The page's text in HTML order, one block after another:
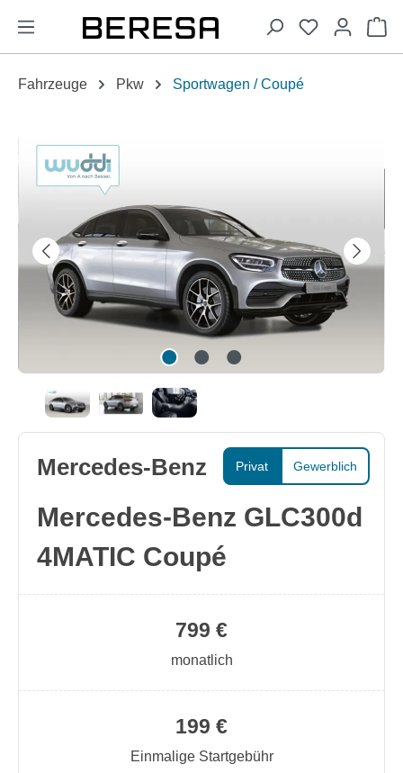
springen
Fahrzeuge Pkw Sportwagen / Coupé
Bildergalerie überspringen
Privat Gewerblich
Mercedes-Benz
Mercedes-Benz GLC300d
4MATIC Coupé
199 €
Einmalige Startgebühr
799 €
monatlich